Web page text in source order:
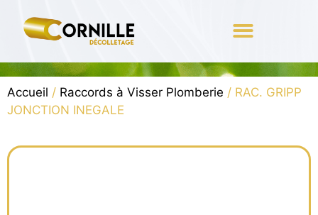
Accueil / Raccords à Visser Plomberie / RAC. GRIPP
JONCTION INEGALE